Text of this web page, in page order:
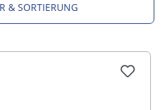
& SORTIERUNG